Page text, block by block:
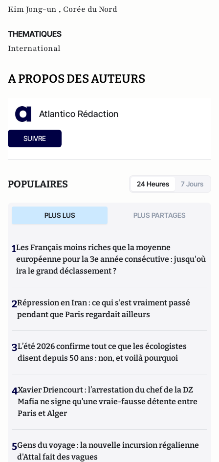
Kim Jong-un , Corée du Nord
THEMATIQUES
International
A PROPOS DES AUTEURS
Atlantico Rédaction
SUIVRE
POPULAIRES 24 Heures 7 Jours
PLUS LUS PLUS PARTAGES
1Les Français moins riches que la moyenne
européenne pour la 3e année consécutive : jusqu'où
ira le grand déclassement ?
2Répression en Iran : ce qui s'est vraiment passé
pendant que Paris regardait ailleurs
3L’été 2026 confirme tout ce que les écologistes
disent depuis 50 ans : non, et voilà pourquoi
4Xavier Driencourt : l’arrestation du chef de la DZ
Mafia ne signe qu’une vraie-fausse détente entre
Paris et Alger
5Gens du voyage : la nouvelle incursion régalienne
d'Attal fait des vagues